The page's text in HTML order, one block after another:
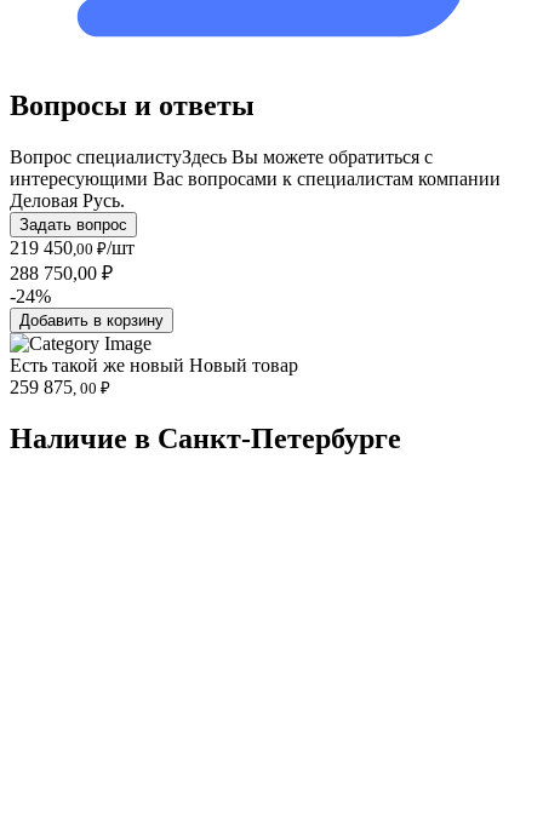
Вопросы и ответы
Вопрос специалистуЗдесь Вы можете обратиться с
интересующими Вас вопросами к специалистам компании
Деловая Русь.
Задать вопрос
219 450,00 ₽/шт
288 750,00 ₽
-24%
Добавить в корзину
Есть такой же новый Новый товар
259 875, 00 ₽
Наличие в Санкт-Петербургe